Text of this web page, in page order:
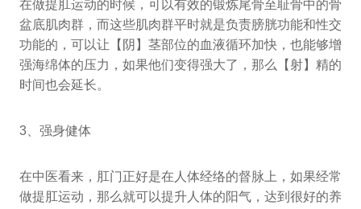
在做提肛运动的时候，可以有效的锻炼尾骨至耻骨中的骨
盆底肌肉群，而这些肌肉群平时就是负责膀胱功能和性交
功能的，可以让【阴】茎部位的血液循环加快，也能够增
强海绵体的压力，如果他们变得强大了，那么【射】精的
时间也会延长。
3、强身健体
在中医看来，肛门正好是在人体经络的督脉上，如果经常
做提肛运动，那么就可以提升人体的阳气，达到很好的养